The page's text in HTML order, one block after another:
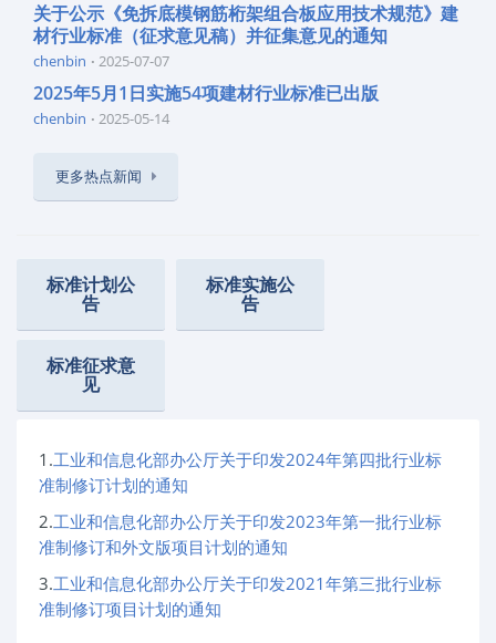
关于公示《免拆底模钢筋桁架组合板应用技术规范》建
材行业标准（征求意见稿）并征集意见的通知
chenbin 2025-07-07
2025年5月1日实施54项建材行业标准已出版
chenbin 2025-05-14
更多热点新闻
标准计划公
告
标准实施公
告
标准征求意
见
1.工业和信息化部办公厅关于印发2024年第四批行业标
准制修订计划的通知
2.工业和信息化部办公厅关于印发2023年第一批行业标
准制修订和外文版项目计划的通知
3.工业和信息化部办公厅关于印发2021年第三批行业标
准制修订项目计划的通知